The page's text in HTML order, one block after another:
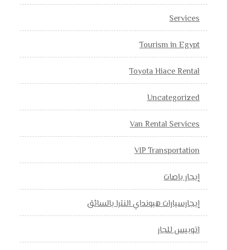
Services
Tourism in Egypt
Toyota Hiace Rental
Uncategorized
Van Rental Services
VIP Transportation
إيجار باصات
إيجارسيارات هيونداي النترا بالسائق
اتوبيس للجار